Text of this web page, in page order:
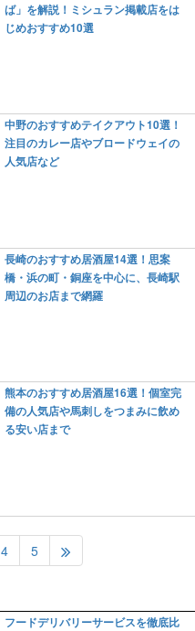
ば」を解説！ミシュラン掲載店をは
じめおすすめ10選
中野のおすすめテイクアウト10選！
注目のカレー店やブロードウェイの
人気店など
長崎のおすすめ居酒屋14選！思案
橋・浜の町・銅座を中心に、長崎駅
周辺のお店まで網羅
熊本のおすすめ居酒屋16選！個室完
備の人気店や馬刺しをつまみに飲め
る安い店まで
4 5
フードデリバリーサービスを徹底比